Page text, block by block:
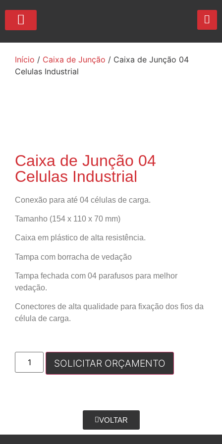
Início / Caixa de Junção / Caixa de Junção 04
Celulas Industrial
Caixa de Junção 04
Celulas Industrial
Conexão para até 04 células de carga.
Tamanho (154 x 110 x 70 mm)
Caixa em plástico de alta resistência.
Tampa com borracha de vedação
Tampa fechada com 04 parafusos para melhor
vedação.
Conectores de alta qualidade para fixação dos fios da
célula de carga.
SOLICITAR ORÇAMENTO
VOLTAR